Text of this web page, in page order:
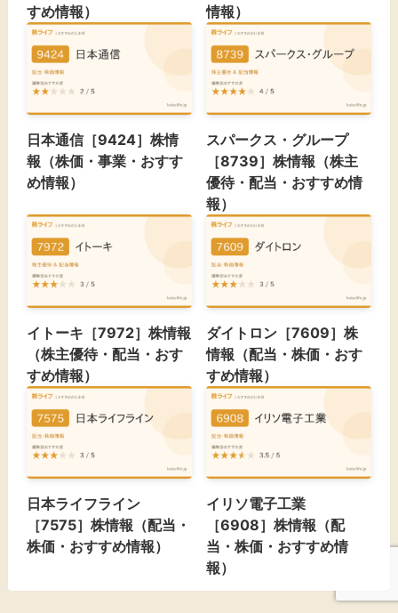
すめ情報）
情報）
日本通信［9424］株情
報（株価・事業・おすす
め情報）
スパークス・グループ
［8739］株情報（株主
優待・配当・おすすめ情
報）
イトーキ［7972］株情報
（株主優待・配当・おす
すめ情報）
ダイトロン［7609］株
情報（配当・株価・おす
すめ情報）
日本ライフライン
［7575］株情報（配当・
株価・おすすめ情報）
イリソ電子工業
［6908］株情報（配
当・株価・おすすめ情
報）